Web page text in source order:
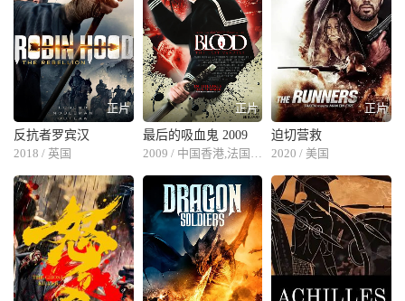
正片
反抗者罗宾汉
2018 / 英国
正片
最后的吸血鬼 2009
正片
迫切营救
2020 / 美国